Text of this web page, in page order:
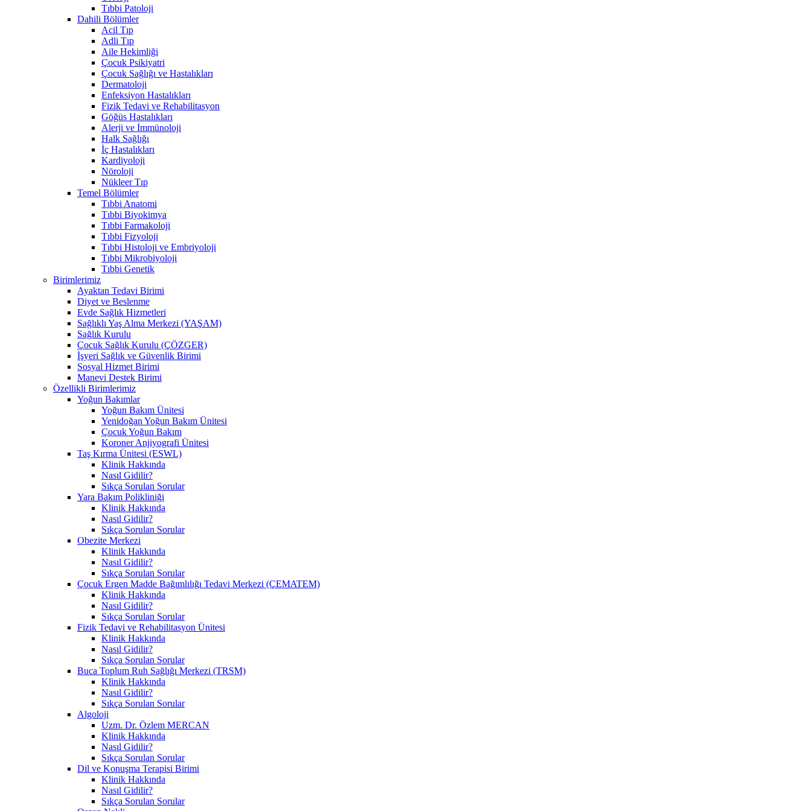
Tıbbi Patoloji
Dahili Bölümler
Acil Tıp
Adli Tıp
Aile Hekimliği
Çocuk Psikiyatri
Çocuk Sağlığı ve Hastalıkları
Dermatoloji
Enfeksiyon Hastalıkları
Fizik Tedavi ve Rehabilitasyon
Göğüs Hastalıkları
Alerji ve İmmünoloji
Halk Sağlığı
İç Hastalıkları
Kardiyoloji
Nöroloji
Nükleer Tıp
Temel Bölümler
Tıbbi Anatomi
Tıbbi Biyokimya
Tıbbi Farmakoloji
Tıbbi Fizyoloji
Tıbbi Histoloji ve Embriyoloji
Tıbbi Mikrobiyoloji
Tıbbi Genetik
Birimlerimiz
Ayaktan Tedavi Birimi
Diyet ve Beslenme
Evde Sağlık Hizmetleri
Sağlıklı Yaş Alma Merkezi (YAŞAM)
Sağlık Kurulu
Çocuk Sağlık Kurulu (ÇÖZGER)
İşyeri Sağlık ve Güvenlik Birimi
Sosyal Hizmet Birimi
Manevi Destek Birimi
Özellikli Birimlerimiz
Yoğun Bakımlar
Yoğun Bakım Ünitesi
Yenidoğan Yoğun Bakım Ünitesi
Çocuk Yoğun Bakım
Koroner Anjiyografi Ünitesi
Taş Kırma Ünitesi (ESWL)
Klinik Hakkında
Nasıl Gidilir?
Sıkça Sorulan Sorular
Yara Bakım Polikliniği
Klinik Hakkında
Nasıl Gidilir?
Sıkça Sorulan Sorular
Obezite Merkezi
Klinik Hakkında
Nasıl Gidilir?
Sıkça Sorulan Sorular
Çocuk Ergen Madde Bağımlılığı Tedavi Merkezi (ÇEMATEM)
Klinik Hakkında
Nasıl Gidilir?
Sıkça Sorulan Sorular
Fizik Tedavi ve Rehabilitasyon Ünitesi
Klinik Hakkında
Nasıl Gidilir?
Sıkça Sorulan Sorular
Buca Toplum Ruh Sağlığı Merkezi (TRSM)
Klinik Hakkında
Nasıl Gidilir?
Sıkça Sorulan Sorular
Algoloji
Uzm. Dr. Özlem MERCAN
Klinik Hakkında
Nasıl Gidilir?
Sıkça Sorulan Sorular
Dil ve Konuşma Terapisi Birimi
Klinik Hakkında
Nasıl Gidilir?
Sıkça Sorulan Sorular